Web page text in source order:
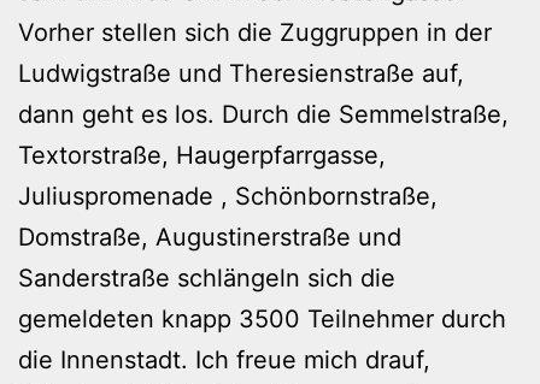
Vorher stellen sich die Zuggruppen in der
Ludwigstraße und Theresienstraße auf,
dann geht es los. Durch die Semmelstraße,
Textorstraße, Haugerpfarrgasse,
Juliuspromenade , Schönbornstraße,
Domstraße, Augustinerstraße und
Sanderstraße schlängeln sich die
gemeldeten knapp 3500 Teilnehmer durch
die Innenstadt. Ich freue mich drauf,